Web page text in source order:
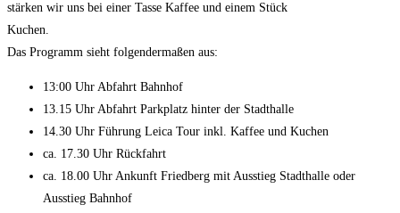
stärken wir uns bei einer Tasse Kaffee und einem Stück
Kuchen.
Das Programm sieht folgendermaßen aus:
13:00 Uhr Abfahrt Bahnhof
13.15 Uhr Abfahrt Parkplatz hinter der Stadthalle
14.30 Uhr Führung Leica Tour inkl. Kaffee und Kuchen
ca. 17.30 Uhr Rückfahrt
ca. 18.00 Uhr Ankunft Friedberg mit Ausstieg Stadthalle oder
Ausstieg Bahnhof